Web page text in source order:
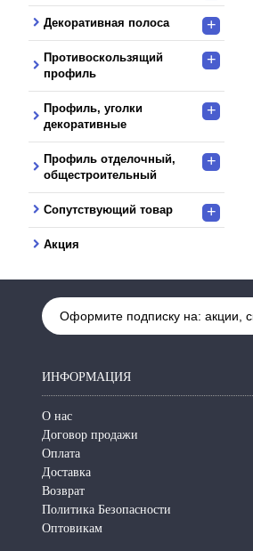
Декоративная полоса +
Противоскользящий
профиль
+
Профиль, уголки
декоративные
+
Профиль отделочный,
общестроительный
+
Сопутствующий товар +
Акция
Оформите подписку на: акции,
ИНФОРМАЦИЯ
О нас
Договор продажи
Оплата
Доставка
Возврат
Политика Безопасности
Оптовикам